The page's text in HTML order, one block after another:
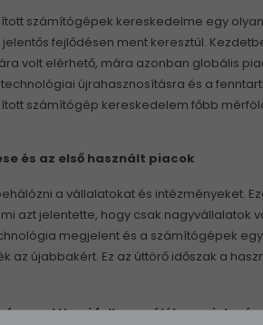
számítógépek kereskedelme egy
jelentős fejlődésen ment keresztül.
volt elérhető, mára azonban globális
újrahasznosításra és a
számítógép kereskedelem főbb
és az első használt piacok
a vállalatokat és intézményeket.
azt jelentette, hogy csak nagyvállalatok
megjelent és a számítógépek
az újabbakért. Ez az úttörő időszak a
és az otthoni felhasználók